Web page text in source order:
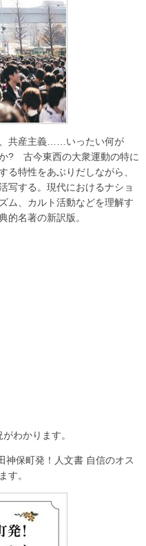
共産主義……いったい何が
? 古今東西の大衆運動の特に
る特性をあぶりだしながら、
写する。現代におけるナショ
ム、カルト活動などを理解す
的名著の新訳版。
わかります。
神保町発！人文書 自信のオス
す。